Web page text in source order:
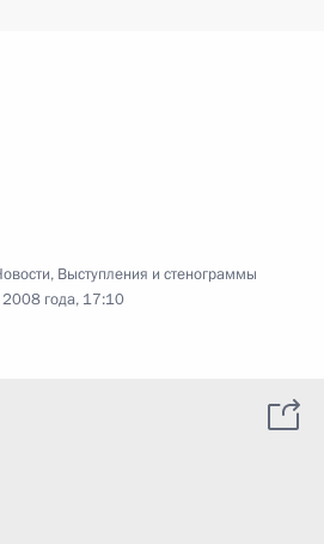
, Выступления и стенограммы
года, 17:10